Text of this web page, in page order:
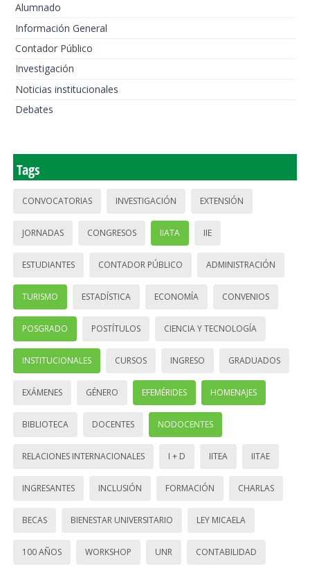
Alumnado
Información General
Contador Público
Investigación
Noticias institucionales
Debates
Tags
CONVOCATORIAS INVESTIGACIÓN EXTENSIÓN
JORNADAS CONGRESOS IIATA IIE
ESTUDIANTES CONTADOR PÚBLICO ADMINISTRACIÓN
TURISMO ESTADÍSTICA ECONOMÍA CONVENIOS
POSGRADO POSTÍTULOS CIENCIA Y TECNOLOGÍA
INSTITUCIONALES CURSOS INGRESO GRADUADOS
EXÁMENES GÉNERO EFEMÉRIDES HOMENAJES
BIBLIOTECA DOCENTES NODOCENTES
RELACIONES INTERNACIONALES I + D IITEA IITAE
INGRESANTES INCLUSIÓN FORMACIÓN CHARLAS
BECAS BIENESTAR UNIVERSITARIO LEY MICAELA
100 AÑOS WORKSHOP UNR CONTABILIDAD